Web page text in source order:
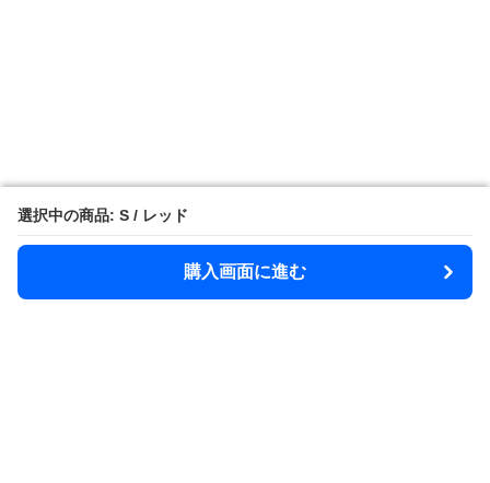
選択中の商品: S / レッド
購入画面に進む
選択中の商品: S / レッド
購入画面に進む